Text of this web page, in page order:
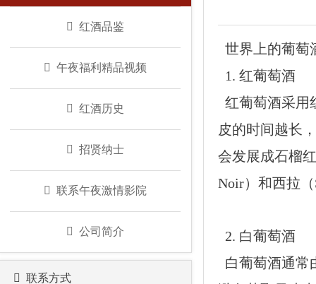
世界上的葡萄酒
1. 红葡萄酒
红葡萄酒采用红
皮的时间越长
会发展成石榴红
Noir）和西拉（
2. 白葡萄酒
白葡萄酒通常
红酒品鉴
午夜福利精品视频
红酒历史
招贤纳士
联系午夜激情影院
公司简介
联系方式